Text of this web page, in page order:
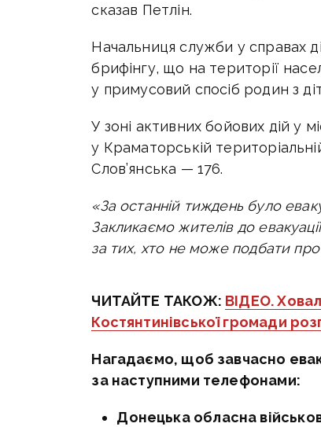
сказав Петлін.
Начальниця служби у справах
брифінгу, що на території
у примусовий спосіб родин з
У зоні активних бойових дій у
у Краматорській
Слов’янська — 176.
«За останній тиждень було
Закликаємо жителів до
за тих, хто не може подбати
ЧИТАЙТЕ ТАКОЖ: ВІДЕО.
Костянтинівської громади
Нагадаємо, щоб завчасно
за наступними телефонами:
Донецька обласна